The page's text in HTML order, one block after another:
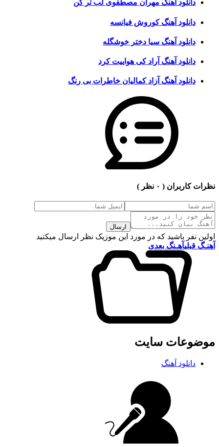
دانلود آهنگ مهران مصطفوی لب تر کن
دانلود آهنگ کوروش فیانسه
دانلود آهنگ سیا دختر خوشگله
دانلود آهنگ آراد کی هواییت کرد
دانلود آهنگ آزاد کمالیان خاطرات بی رنگ
نظرات کاربران ( ۰ نظر )
ارسال
اولین نفر باشید که در مورد این موزیک نظر ارسال میکنید
آهنـگ قبلیآهـنگ بعدی
موضوعات سایت
دانلود آهنگ